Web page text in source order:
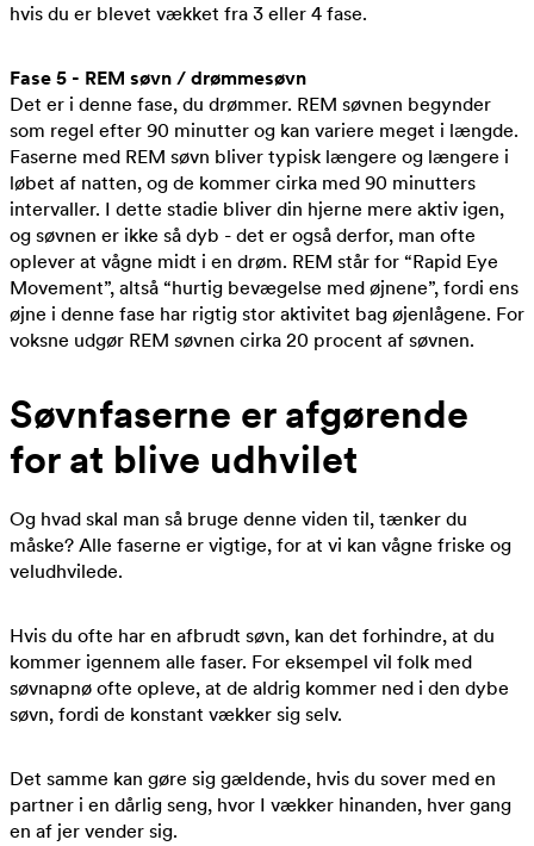
hvis du er blevet vækket fra 3 eller 4 fase.
Fase 5 - REM søvn / drømmesøvn
Det er i denne fase, du drømmer. REM søvnen begynder
som regel efter 90 minutter og kan variere meget i længde.
Faserne med REM søvn bliver typisk længere og længere i
løbet af natten, og de kommer cirka med 90 minutters
intervaller. I dette stadie bliver din hjerne mere aktiv igen,
og søvnen er ikke så dyb - det er også derfor, man ofte
oplever at vågne midt i en drøm. REM står for “Rapid Eye
Movement”, altså “hurtig bevægelse med øjnene”, fordi ens
øjne i denne fase har rigtig stor aktivitet bag øjenlågene. For
voksne udgør REM søvnen cirka 20 procent af søvnen.
Søvnfaserne er afgørende
for at blive udhvilet
Og hvad skal man så bruge denne viden til, tænker du
måske? Alle faserne er vigtige, for at vi kan vågne friske og
veludhvilede.
Hvis du ofte har en afbrudt søvn, kan det forhindre, at du
kommer igennem alle faser. For eksempel vil folk med
søvnapnø ofte opleve, at de aldrig kommer ned i den dybe
søvn, fordi de konstant vækker sig selv.
Det samme kan gøre sig gældende, hvis du sover med en
partner i en dårlig seng, hvor I vækker hinanden, hver gang
en af jer vender sig.